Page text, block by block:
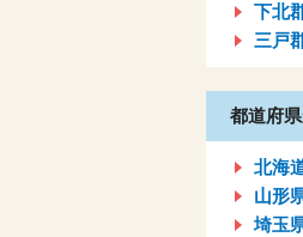
下北
三戸
都道府
北海
山形
埼玉